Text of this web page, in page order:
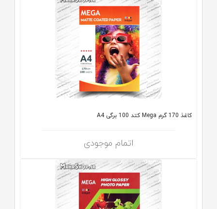
کاغذ 170 گرم Mega کتد 100 برگی A4
اتمام موجودی